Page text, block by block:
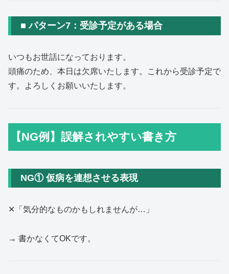
■ パターン7：受診予定がある場合
いつもお世話になっております。
頭痛のため、本日は欠席いたします。これから受診予定で
す。よろしくお願いいたします。
【NG例】誤解されやすい書き方
NG① 仮病を連想させる表現
✕「気分的なものかもしれませんが…」
→ 書かなくてOKです。